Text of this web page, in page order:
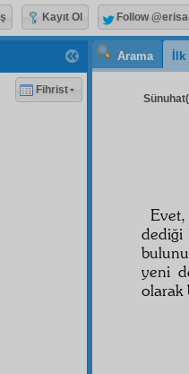
Arama
dediği
yeni
olarak
Fihrist
Kayıt Ol Follow